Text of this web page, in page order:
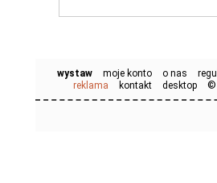
wystaw moje konto o nas
reklama
kontakt desktop ©